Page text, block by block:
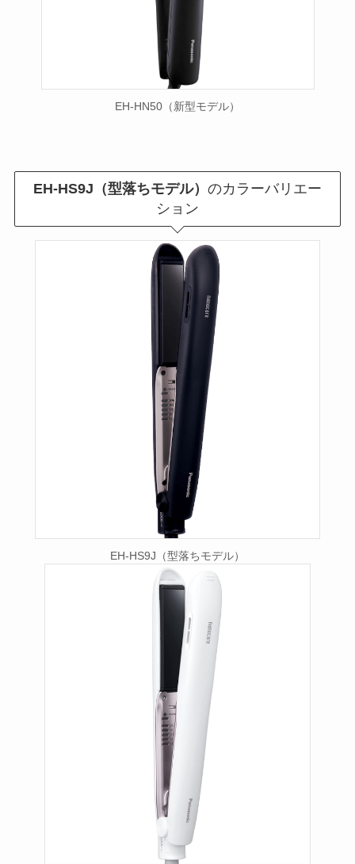
EH-HN50（新型モデル）
EH-HS9J（型落ちモデル） のカラーバリエー
ション
EH-HS9J（型落ちモデル）